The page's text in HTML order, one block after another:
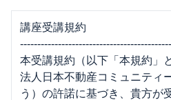
講座受講規約
本受講規約（以下「本規約」
法人日本不動産コミュニティ
う）の許諾に基づき、貴方が